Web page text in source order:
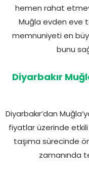
hemen rahat
Muğla evden eve
memnuniyeti en
bunu
Diyarbakır
Diyarbakır’dan
fiyatlar üzerinde
taşıma sürecinde
zamanında